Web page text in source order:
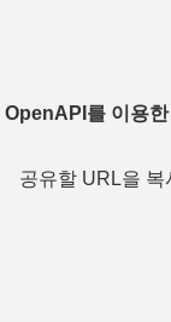
OpenAPI를 이용
공유할 URL을